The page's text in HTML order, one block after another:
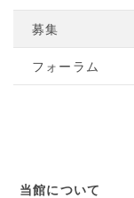
募集
フォーラム
当館について